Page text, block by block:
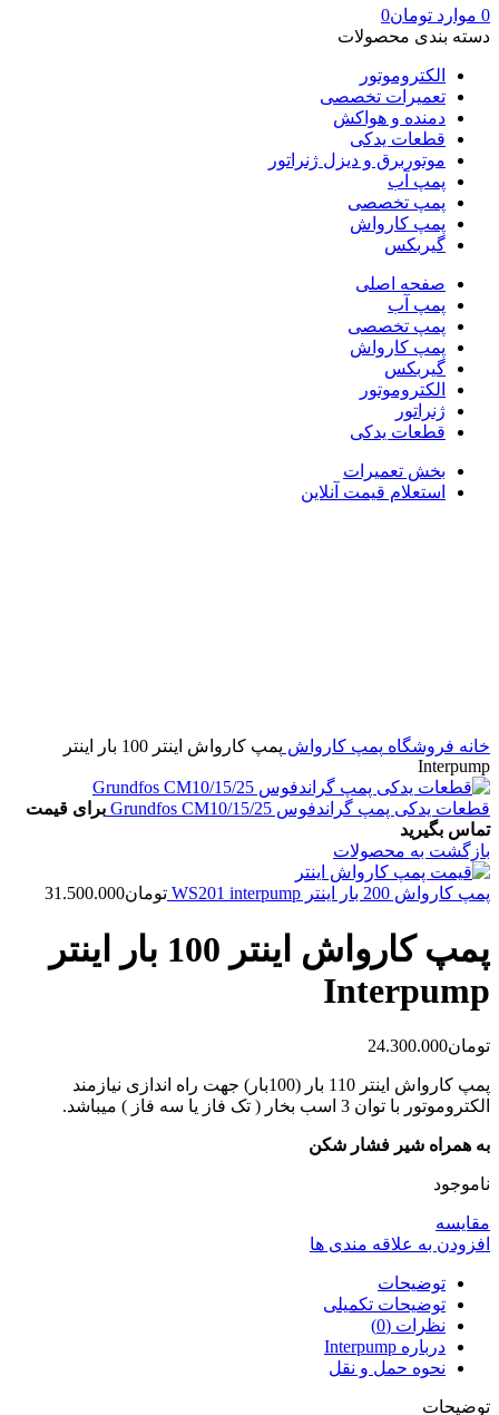
0 موارد تومان0
دسته بندی محصولات
الکتروموتور
تعمیرات تخصصی
دمنده و هواکش
قطعات یدکی
موتوربرق و دیزل ژنراتور
پمپ آب
پمپ تخصصی
پمپ کارواش
گیربکس
صفحه اصلی
پمپ آب
پمپ تخصصی
پمپ کارواش
گیربکس
الکتروموتور
ژنراتور
قطعات یدکی
بخش تعمیرات
استعلام قیمت آنلاین
خانه فروشگاه پمپ کارواش
پمپ کارواش اینتر 100 بار اینتر
Interpump
قطعات یدکی پمپ گراندفوس Grundfos CM10/15/25
برای قیمت
تماس بگیرید
بازگشت به محصولات
پمپ کارواش 200 بار اینتر WS201 interpump تومان31.500.000
پمپ کارواش اینتر 100 بار اینتر
Interpump
تومان24.300.000
پمپ کارواش اینتر 110 بار (100بار) جهت راه اندازی نیازمند
الکتروموتور با توان 3 اسب بخار ( تک فاز یا سه فاز ) میباشد.
به همراه شیر فشار شکن
ناموجود
مقایسه
افزودن به علاقه مندی ها
توضیحات
توضیحات تکمیلی
نظرات (0)
درباره Interpump
نحوه حمل و نقل
توضیحات